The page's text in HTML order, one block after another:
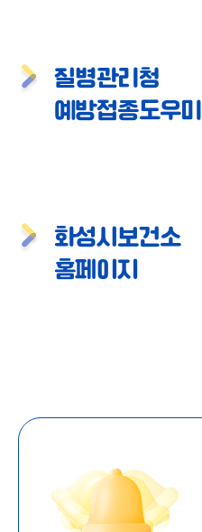
질병관리청
예방접종도우미
화성시보건소
홈페이지